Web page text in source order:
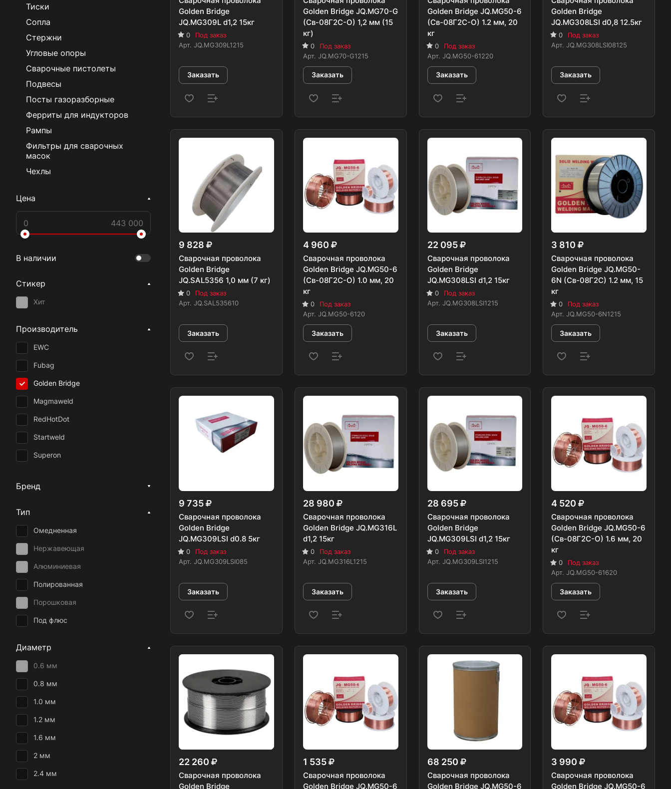
Golden Bridge
JQ.MG309L d1,2 15кг
0
Под заказ
Арт. JQ.MG309L1215
Заказать
Golden Bridge JQ.MG70-G
(Св-08Г2С-О) 1,2 мм (15
кг)
0
Под заказ
Арт. JQ.MG70-G1215
Заказать
Golden Bridge JQ.MG50-6
(Св-08Г2С-О) 1.2 мм, 20
кг
0
Под заказ
Арт. JQ.MG50-61220
Заказать
Golden Bridge
JQ.MG308LSI d0,8 12.5кг
0
Под заказ
Арт.JQ.MG308LSI08125
Заказать
9 828
Сварочная проволока
Golden Bridge
JQ.SAL5356 1,0 мм (7 кг)
0
Под заказ
Арт. JQ.SAL535610
Заказать
4 960
Сварочная проволока
Golden Bridge JQ.MG50-6
(Св-08Г2С-О) 1.0 мм, 20
кг
0
Под заказ
Арт. JQ.MG50-6120
Заказать
22 095
Сварочная проволока
Golden Bridge
JQ.MG308LSI d1,2 15кг
0
Под заказ
Арт. JQ.MG308LSI1215
Заказать
3 810
Сварочная проволока
Golden Bridge JQ.MG50-
6N (Св-08Г2С) 1.2 мм, 15
кг
0
Под заказ
Арт.JQ.MG50-6N1215
Заказать
9 735
Сварочная проволока
Golden Bridge
JQ.MG309LSI d0.8 5кг
0
Под заказ
Арт. JQ.MG309LSI085
Заказать
28 980
Сварочная проволока
Golden Bridge JQ.MG316L
d1,2 15кг
0
Под заказ
Арт. JQ.MG316L1215
Заказать
28 695
Сварочная проволока
Golden Bridge
JQ.MG309LSI d1,2 15кг
0
Под заказ
Арт. JQ.MG309LSI1215
Заказать
4 520
Сварочная проволока
Golden Bridge JQ.MG50-6
(Св-08Г2С-О) 1.6 мм, 20
кг
0
Под заказ
Арт.JQ.MG50-61620
Заказать
22 260
Сварочная проволока
Golden Bridge
1 535
Сварочная проволока
Golden Bridge JQ.MG50-6
68 250
Сварочная проволока
Golden Bridge JQ.MG50-6
3 990
Сварочная проволока
Golden Bridge JQ.MG50-6
Тиски
Сопла
Стержни
Угловые опоры
Сварочные пистолеты
Подвесы
Посты газоразборные
Ферриты для индукторов
Рампы
Фильтры для сварочных
масок
Чехлы
Цена
В наличии
Стикер
Хит
Производитель
EWC
Fubag
Golden Bridge
Magmaweld
RedHotDot
Startweld
Superon
Lincoln Electric
Messer Eutectic Castolin
DEKA
ESAB
ALFA GLOBAL
SELLER
Кратон
SvarCity
Dratec
Бренд
Тип
Омедненная
Нержавеющая
Алюминиевая
Полированная
Порошковая
Под флюс
Диаметр
0.6 мм
0.8 мм
1.0 мм
1.2 мм
1.6 мм
2 мм
2.4 мм